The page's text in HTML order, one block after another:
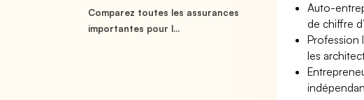
Comparez toutes les assurances
importantes pour l...
Auto-
de chiffre
Profession
les